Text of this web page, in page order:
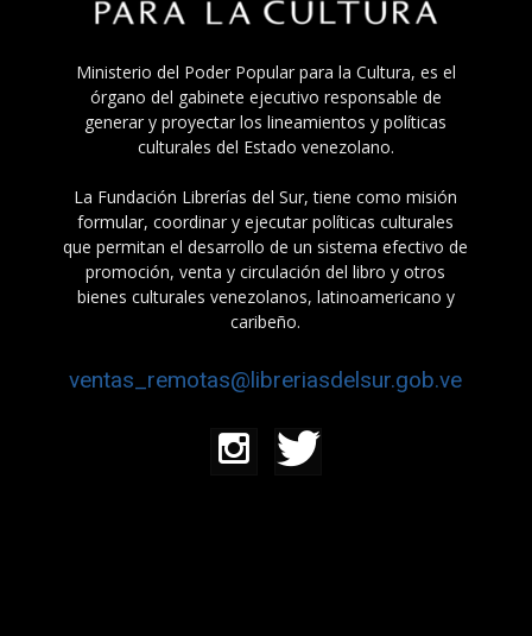
Ministerio del Poder Popular para la Cultura, es el
órgano del gabinete ejecutivo responsable de
generar y proyectar los lineamientos y políticas
culturales del Estado venezolano.
La Fundación Librerías del Sur, tiene como misión
formular, coordinar y ejecutar políticas culturales
que permitan el desarrollo de un sistema efectivo de
promoción, venta y circulación del libro y otros
bienes culturales venezolanos, latinoamericano y
caribeño.
ventas_remotas@libreriasdelsur.gob.ve